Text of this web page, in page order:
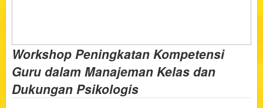
Workshop Peningkatan Kompetensi
Guru dalam Manajeman Kelas dan
Dukungan Psikologis